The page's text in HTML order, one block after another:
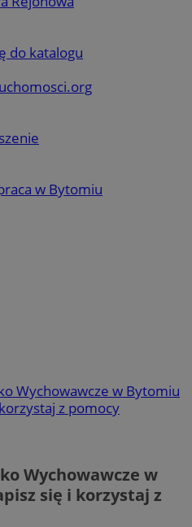
do katalogu
w Bytomiu
Wychowawcze w Bytomiu
z pomocy
Wychowawcze w
się i korzystaj z